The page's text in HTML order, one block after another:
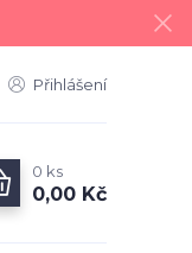
Přihlášení
0 ks
0,00 Kč